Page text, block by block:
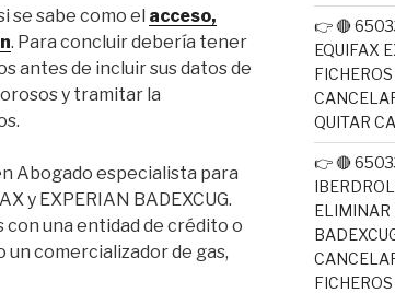
se sabe como el acceso,
. Para concluir debería tener
antes de incluir sus datos de
y tramitar la
Abogado especialista para
y EXPERIAN BADEXCUG.
con una entidad de crédito o
comercializador de gas,
👉 🔴
EQUIFAX
QUITAR
👉 🔴
ELIMINAR